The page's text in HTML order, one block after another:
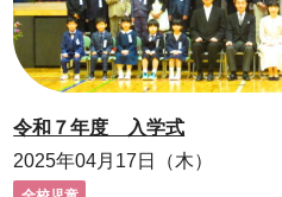
令和７年度 入学式
2025年04月17日（木）